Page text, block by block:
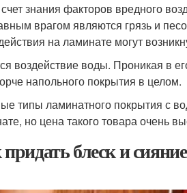
знания факторов вредного
врагом являются грязь и
на ламинате могут
воздействие воды. Проникая в
напольного покрытия в целом.
типы ламинатного покрытия с
но цена такого товара очень
блеск и